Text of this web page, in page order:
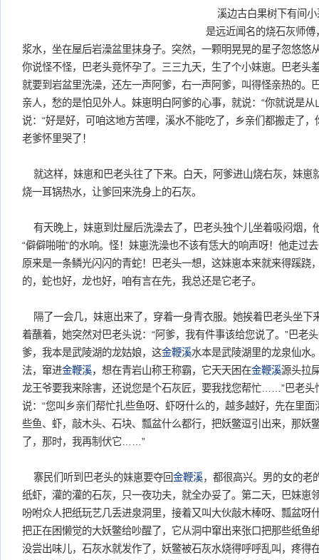
溪边古白果树下有间小
是远近闻名的烧石灰师
浆水，坐在屋后岩澡盆里抹身子。突然，一颗明晃晃的星子忽悠悠
你说怪不怪，巴老头竟怀孕了。三三九天，生了个小妹崽。巴老头
就要到岩盆里洗澡，还左一声阿爹，右一声阿爹，叫得怪亲热的。
亲人，愁的是怕见外人。妹崽明白阿爹的心事，就说：“你就说是从
说：“好是好，可咱这地方苦哩，溪水不能吃了，乡亲们都搬走了，
老爹怀里哭了！
就这样，妹崽和巴老头往了下来。白天，阿爹进山烧右灰，妹崽
烧一耳锅热水，让爹回来洗身上的石灰。
有天晚上，妹崽到灶屋后洗澡去了，巴老头独个儿坐着吸闷烟，
“僻僻啪啪”的水响。怪！妹崽洗澡也不该有恁大的响声呀！他走过
原来是一条鳞光闪闪的青蛇！巴老头一想，这妹崽本来就来得蹊跷
的，蛇也好，龙也好，咱有言在先，我总还是它老子。
隔了一会几，妹崽出来了，穿着一身青衣服。她挨着巴老头坐下
着蘸着，她突然对巴老头说：“阿爹，我有件事该给您说了。”巴老
爹，我本是武陵湖的龙姑娘，这金鞭溪水本是武陵湖里的龙泉仙水
法，窜进金鞭溪，想在青岩山称王称霸，它天天困在金鞭溪源头拉
龙王爷要我来除害，还说您是个石灰匠，要我找您帮忙……”巴老头
说：“您叫乡亲们帮忙扎些鱼呀、虾呀什么的，越多越好，先在里
些鱼、虾，敲木头、石块、瓢盆什么都行，把妖鳖逗引出来，那妖
了，那时，我再制伏它……”
寨民们听到巴老头的妹崽要夺回 金鞭溪，都很高兴。男的女的老
纸虾，灌的灌的石灰，只一夜功夫，就全办妥了。第二天，巴妹崽
吩咐众人把纸玩艺几丢进泉洞里，接着又叫大伙敲木棒呀、瓢盆呀
把正在困懒觉的大妖鳖给吵醒了，它从洞中窜出来张口把那些纸鱼
没尝出味儿，石灰水就发作了，妖鳖被石灰水烧得呼呼乱叫，疼得